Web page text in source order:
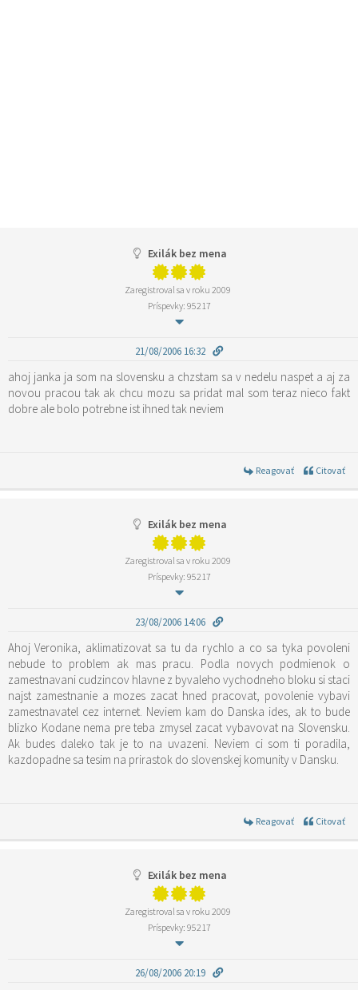
Exilák bez mena
Zaregistroval sa v roku 2009
Príspevky: 95217
21/08/2006 16:32
ahoj janka ja som na slovensku a chzstam sa v nedelu naspet a aj za
novou pracou tak ak chcu mozu sa pridat mal som teraz nieco fakt
dobre ale bolo potrebne ist ihned tak neviem
Reagovať Citovať
Exilák bez mena
Zaregistroval sa v roku 2009
Príspevky: 95217
23/08/2006 14:06
Ahoj Veronika, aklimatizovat sa tu da rychlo a co sa tyka povoleni
nebude to problem ak mas pracu. Podla novych podmienok o
zamestnavani cudzincov hlavne z byvaleho vychodneho bloku si staci
najst zamestnanie a mozes zacat hned pracovat, povolenie vybavi
zamestnavatel cez internet. Neviem kam do Danska ides, ak to bude
blizko Kodane nema pre teba zmysel zacat vybavovat na Slovensku.
Ak budes daleko tak je to na uvazeni. Neviem ci som ti poradila,
kazdopadne sa tesim na prirastok do slovenskej komunity v Dansku.
Reagovať Citovať
Exilák bez mena
Zaregistroval sa v roku 2009
Príspevky: 95217
26/08/2006 20:19